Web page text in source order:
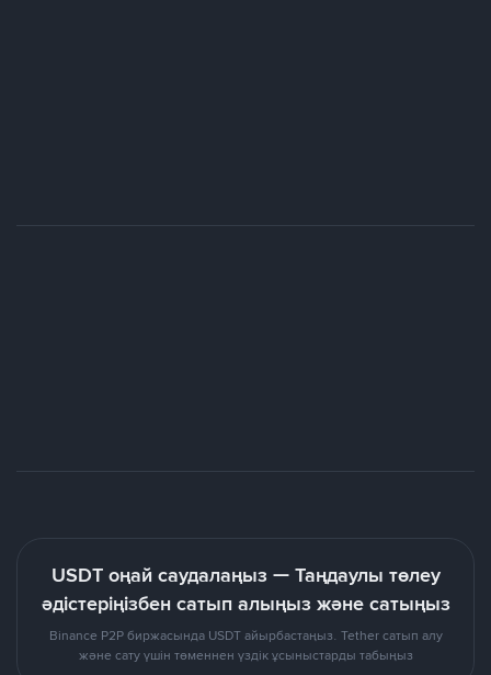
USDT оңай саудалаңыз — Таңдаулы төлеу
әдістеріңізбен сатып алыңыз және сатыңыз
Binance P2P биржасында USDT айырбастаңыз. Tether сатып алу
және сату үшін төменнен үздік ұсыныстарды табыңыз